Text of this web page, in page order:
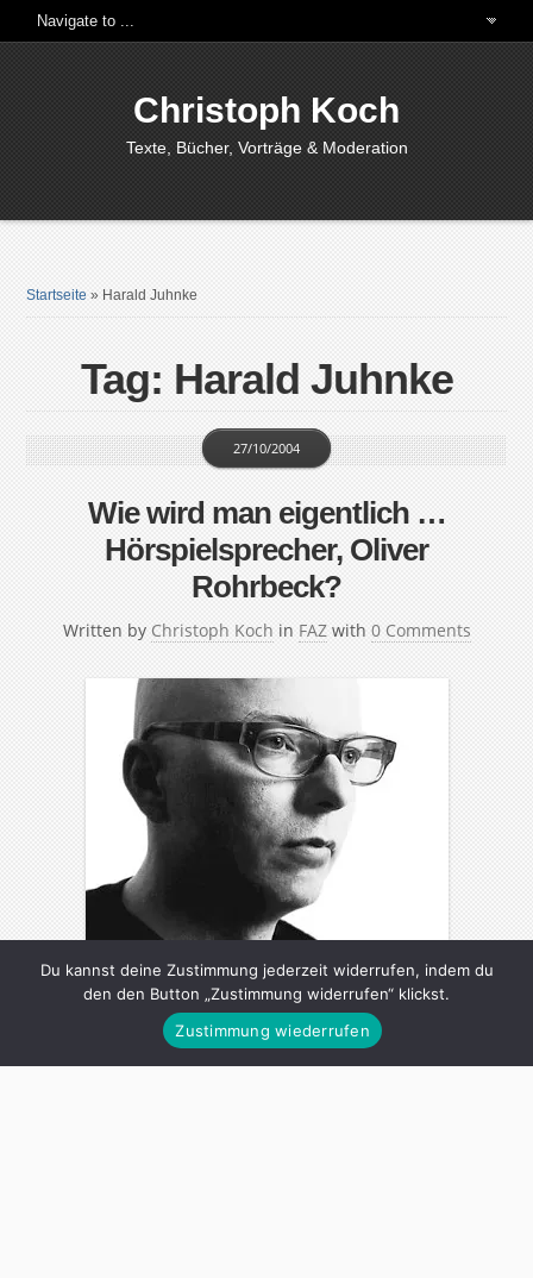
Christoph Koch
Texte, Bücher, Vorträge & Moderation
Startseite » Harald Juhnke
Tag: Harald Juhnke
Wie wird man eigentlich …
Hörspielsprecher, Oliver
Rohrbeck?
Written by Christoph Koch
27/10/2004
in FAZ with 0 Comments
Sein Gesicht kennt fast niemand, seine Stimme beinahe
jeder: Oliver Rohrbeck, 37, spricht den Hörspieldetektiv
Du kannst deine Zustimmung jederzeit widerrufen, indem du
den den Button „Zustimmung widerrufen“ klickst.
Zustimmung wiederrufen